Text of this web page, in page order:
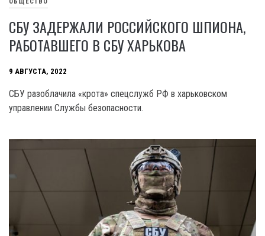
СБУ ЗАДЕРЖАЛИ РОССИЙСКОГО ШПИОНА,
РАБОТАВШЕГО В СБУ ХАРЬКОВА
9 АВГУСТА, 2022
СБУ разоблачила «крота» спецслужб РФ в харьковском
управлении Службы безопасности.